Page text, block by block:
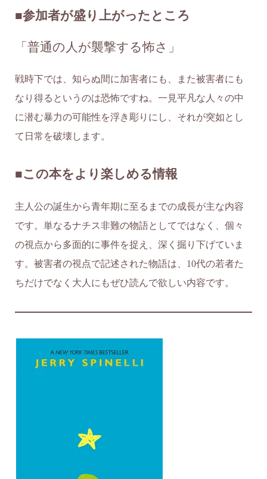
■参加者が盛り上がったところ
「普通の人が襲撃する怖さ」
戦時下では、知らぬ間に加害者にも、また被害者にも
なり得るというのは恐怖ですね。一見平凡な人々の中
に潜む暴力の可能性を浮き彫りにし、それが突如とし
て日常を破壊します。
■この本をより楽しめる情報
主人公の誕生から青年期に至るまでの成長が主な内容
です。単なるナチス非難の物語としてではなく、個々
の視点から多面的に事件を捉え、深く掘り下げていま
す。被害者の視点で記述された物語は、10代の若者た
ちだけでなく大人にもぜひ読んで欲しい内容です。